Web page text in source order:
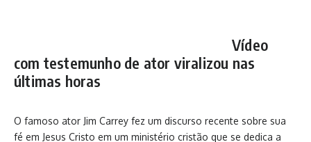
Vídeo
com testemunho de ator viralizou nas
últimas horas
O famoso ator Jim Carrey fez um discurso recente sobre sua
fé em Jesus Cristo em um ministério cristão que se dedica a